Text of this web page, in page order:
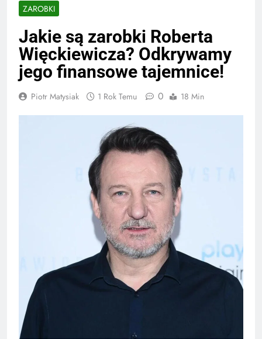
ZAROBKI
Jakie są zarobki Roberta
Więckiewicza? Odkrywamy
jego finansowe tajemnice!
Piotr Matysiak 1 Rok Temu 0 18 Min